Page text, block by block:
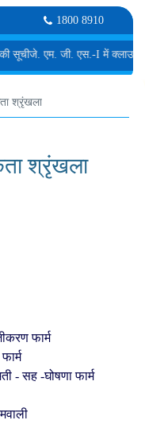
1800 8910
जे. एम. जी. एस.-I में क्लाउड
श्रृंखला
श्रृंखला
फार्म
- सह -घोषणा फार्म